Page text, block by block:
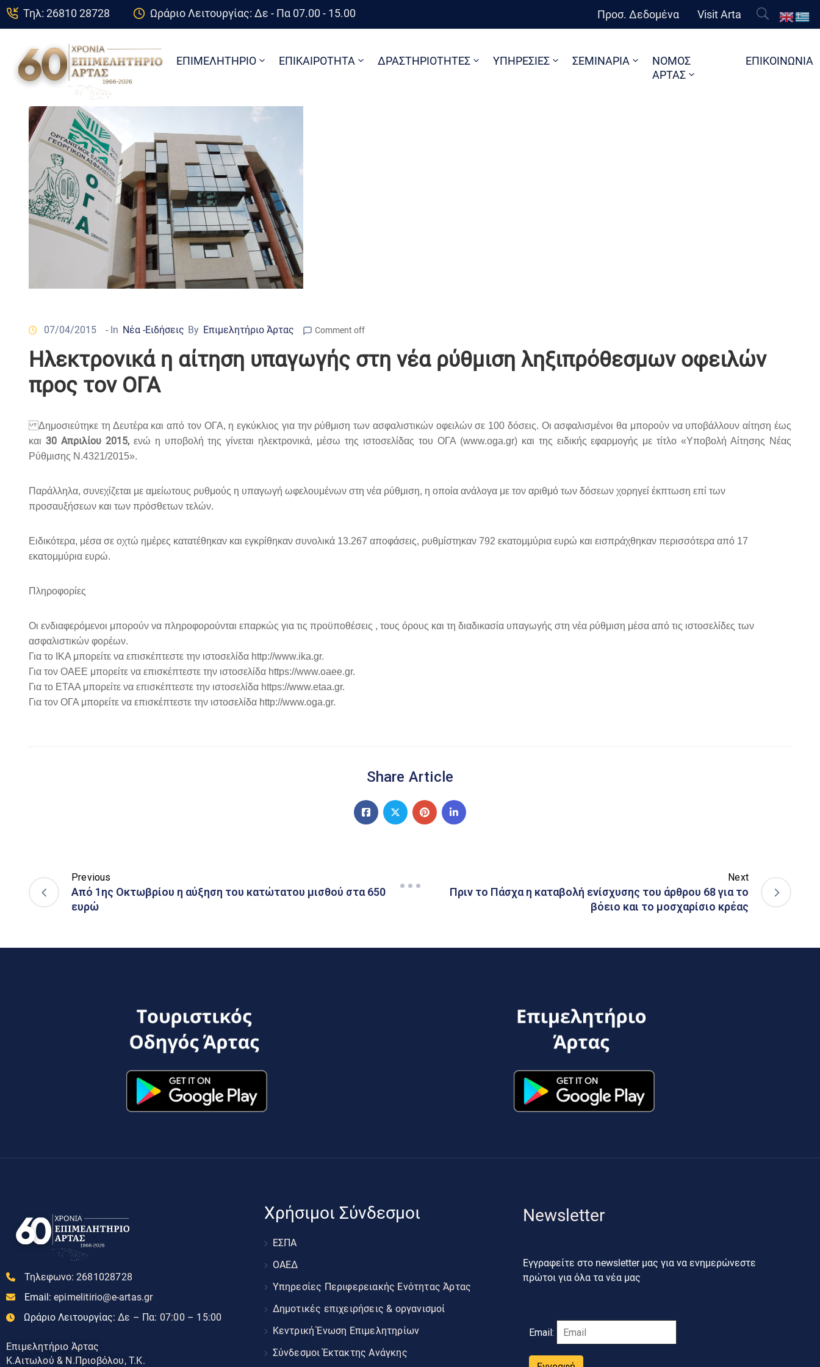
Τηλ: 26810 28728 Ωράριο Λειτουργίας: Δε - Πα 07.00 - 15.00 Προσ. Δεδομένα Visit Arta
ΕΠΙΜΕΛΗΤΗΡΙΟ ΕΠΙΚΑΙΡΟΤΗΤΑ ΔΡΑΣΤΗΡΙΟΤΗΤΕΣ ΥΠΗΡΕΣΙΕΣ ΣΕΜΙΝΑΡΙΑ
ΝΟΜΟΣ
ΑΡΤΑΣ
ΕΠΙΚΟΙΝΩΝΙΑ
07/04/2015 - In Νέα -Ειδήσεις By Επιμελητήριο Άρτας Comment off
Ηλεκτρονικά η αίτηση υπαγωγής στη νέα ρύθμιση ληξιπρόθεσμων οφειλών
προς τον ΟΓΑ
Δημοσιεύτηκε τη Δευτέρα και από τον ΟΓΑ, η εγκύκλιος για την ρύθμιση των ασφαλιστικών οφειλών σε 100 δόσεις. Οι ασφαλισμένοι θα μπορούν να υποβάλλουν αίτηση έως
και 30 Απριλίου 2015,ενώ η υποβολή της γίνεται ηλεκτρονικά, μέσω της ιστοσελίδας του ΟΓΑ (www.oga.gr) και της ειδικής εφαρμογής με τίτλο «Υποβολή Αίτησης Νέας
Ρύθμισης Ν.4321/2015».
Παράλληλα, συνεχίζεται με αμείωτους ρυθμούς η υπαγωγή ωφελουμένων στη νέα ρύθμιση, η οποία ανάλογα με τον αριθμό των δόσεων χορηγεί έκπτωση επί των
προσαυξήσεων και των πρόσθετων τελών.
Ειδικότερα, μέσα σε οχτώ ημέρες κατατέθηκαν και εγκρίθηκαν συνολικά 13.267 αποφάσεις, ρυθμίστηκαν 792 εκατομμύρια ευρώ και εισπράχθηκαν περισσότερα από 17
εκατομμύρια ευρώ.
Πληροφορίες
Οι ενδιαφερόμενοι μπορούν να πληροφορούνται επαρκώς για τις προϋποθέσεις , τους όρους και τη διαδικασία υπαγωγής στη νέα ρύθμιση μέσα από τις ιστοσελίδες των
ασφαλιστικών φορέων.
Για το ΙΚΑ μπορείτε να επισκέπτεστε την ιστοσελίδα http://www.ika.gr.
Για τον ΟΑΕΕ μπορείτε να επισκέπτεστε την ιστοσελίδα https://www.oaee.gr.
Για το ΕΤΑΑ μπορείτε να επισκέπτεστε την ιστοσελίδα https://www.etaa.gr.
Για τον ΟΓΑ μπορείτε να επισκέπτεστε την ιστοσελίδα http://www.oga.gr.
Share Article
Previous
Aπό 1ης Οκτωβρίου η αύξηση του κατώτατου μισθού στα 650
ευρώ
Next
Πριν το Πάσχα η καταβολή ενίσχυσης του άρθρου 68 για το
βόειο και το μοσχαρίσιο κρέας
Τηλεφωνο: 2681028728
Email: epimelitirio@e-artas.gr
Ωράριο Λειτουργίας: Δε – Πα: 07:00 – 15:00
Επιμελητήριο Άρτας
Κ.Αιτωλού & Ν.Πριοβόλου, Τ.Κ.
Χρήσιμοι Σύνδεσμοι
ΕΣΠΑ
ΟΑΕΔ
Υπηρεσίες Περιφερειακής Ενότητας Άρτας
Δημοτικές επιχειρήσεις & οργανισμοί
Κεντρική Ένωση Επιμελητηρίων
Σύνδεσμοι Έκτακτης Ανάγκης
Newsletter
Εγγραφείτε στο newsletter μας για να ενημερώνεστε
πρώτοι για όλα τα νέα μας
Email: